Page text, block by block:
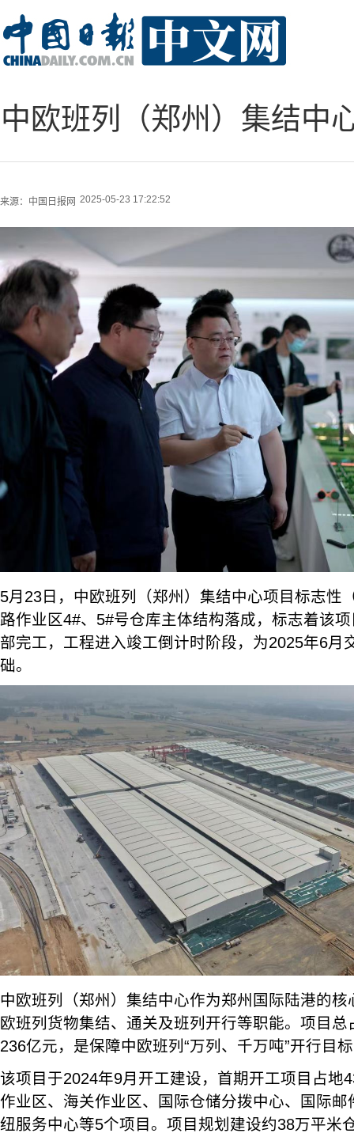
中欧班列（郑州）集结中
来源： 中国日报网 2025-05-23 17:22:52
5月23日，中欧班列（郑州）集结中心项目标志
路作业区4#、5#号仓库主体结构落成，标志着该
部完工，工程进入竣工倒计时阶段，为2025年6月
础。
中欧班列（郑州）集结中心作为郑州国际陆港的
欧班列货物集结、通关及班列开行等职能。项目
236亿元，是保障中欧班列“万列、千万吨”开行目
该项目于2024年9月开工建设，首期开工项目占地
作业区、海关作业区、国际仓储分拨中心、国际
纽服务中心等5个项目。项目规划建设约38万平米